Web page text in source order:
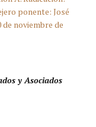
ponente: José
de noviembre de
y Asociados